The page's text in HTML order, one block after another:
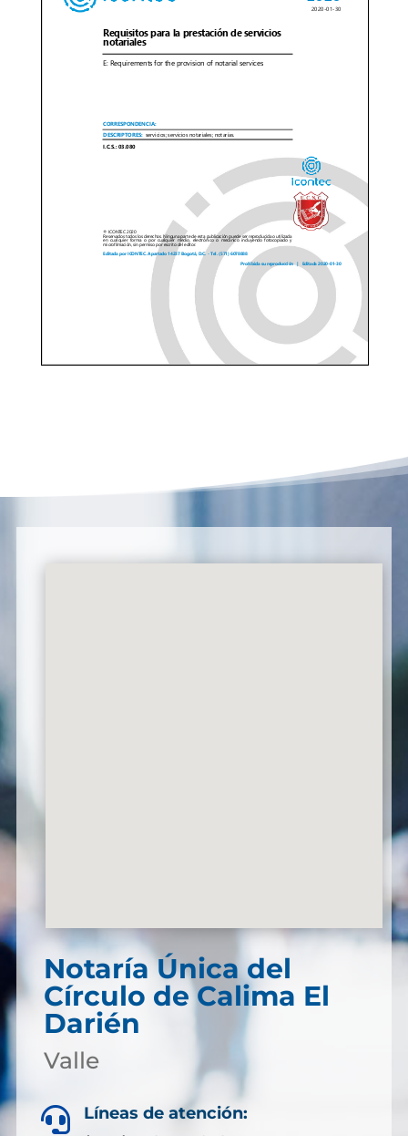
Notaría Única del
Círculo de Calima El
Darién
Valle
 Líneas de atención: